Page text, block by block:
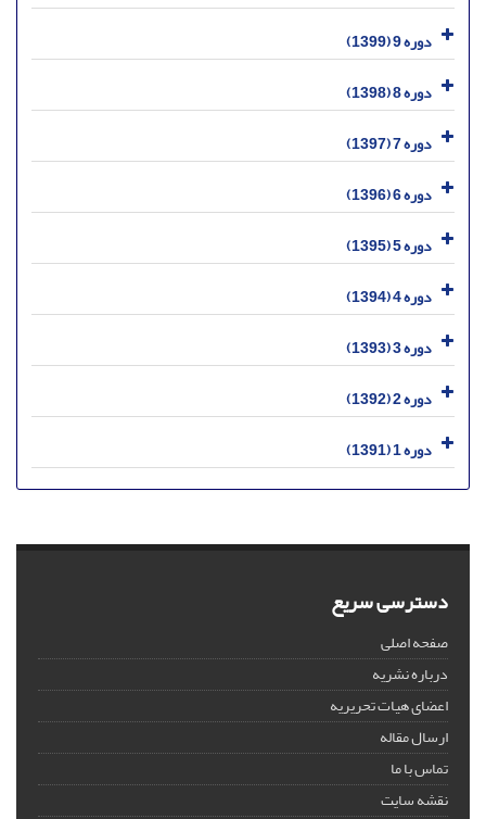
دوره 9 (1399)
دوره 8 (1398)
دوره 7 (1397)
دوره 6 (1396)
دوره 5 (1395)
دوره 4 (1394)
دوره 3 (1393)
دوره 2 (1392)
دوره 1 (1391)
دسترسی سریع
صفحه اصلی
درباره نشریه
اعضای هیات تحریریه
ارسال مقاله
تماس با ما
نقشه سایت